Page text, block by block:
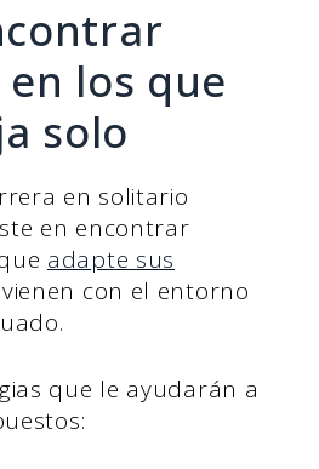
los que
solo
en solitario
en encontrar
adapte sus
con el entorno
que le ayudarán a